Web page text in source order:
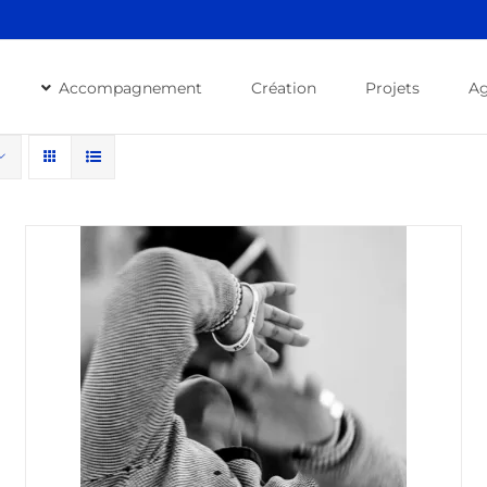
Accompagnement Création Projets